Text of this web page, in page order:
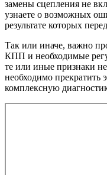
замены сцепления не
узнаете о возможных
результате которых
Так или иначе, важно
КПП и необходимые
те или иные признаки
необходимо прекратить
комплексную